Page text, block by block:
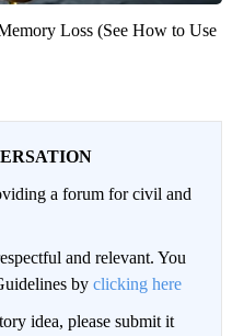
Loss (See How to Use
a forum for civil and
and relevant. You
by clicking here
idea, please submit it